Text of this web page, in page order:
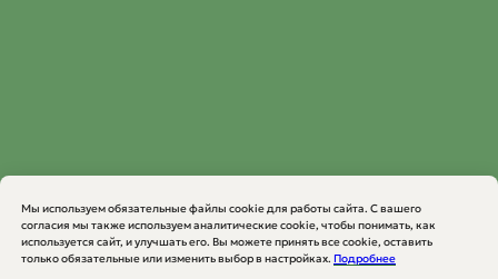
Мы используем обязательные файлы cookie для работы сайта. С вашего
согласия мы также используем аналитические cookie, чтобы понимать, как
используется сайт, и улучшать его. Вы можете принять все cookie, оставить
только обязательные или изменить выбор в настройках. Подробнее